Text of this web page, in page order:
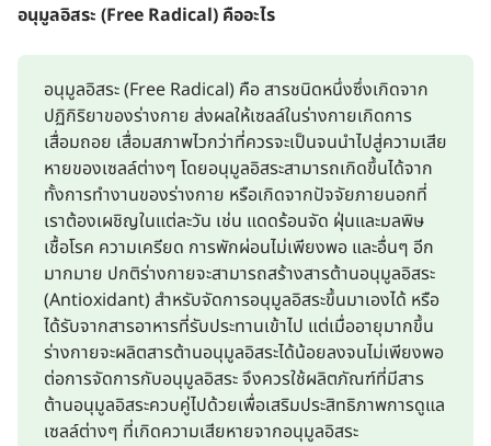
อนุมูลอิสระ (Free Radical) คืออะไร
อนุมูลอิสระ (Free Radical) คือ สารชนิดหนึ่งซึ่งเกิดจาก
ปฏิกิริยาของร่างกาย ส่งผลให้เซลล์ในร่างกายเกิดการ
เสื่อมถอย เสื่อมสภาพไวกว่าที่ควรจะเป็นจนนำไปสู่ความเสีย
หายของเซลล์ต่างๆ โดยอนุมูลอิสระสามารถเกิดขึ้นได้จาก
ทั้งการทำงานของร่างกาย หรือเกิดจากปัจจัยภายนอกที่
เราต้องเผชิญในแต่ละวัน เช่น แดดร้อนจัด ฝุ่นและมลพิษ
เชื้อโรค ความเครียด การพักผ่อนไม่เพียงพอ และอื่นๆ อีก
มากมาย ปกติร่างกายจะสามารถสร้างสารต้านอนุมูลอิสระ
(Antioxidant) สำหรับจัดการอนุมูลอิสระขึ้นมาเองได้ หรือ
ได้รับจากสารอาหารที่รับประทานเข้าไป แต่เมื่ออายุมากขึ้น
ร่างกายจะผลิตสารต้านอนุมูลอิสระได้น้อยลงจนไม่เพียงพอ
ต่อการจัดการกับอนุมูลอิสระ จึงควรใช้ผลิตภัณฑ์ที่มีสาร
ต้านอนุมูลอิสระควบคู่ไปด้วยเพื่อเสริมประสิทธิภาพการดูแล
เซลล์ต่างๆ ที่เกิดความเสียหายจากอนุมูลอิสระ